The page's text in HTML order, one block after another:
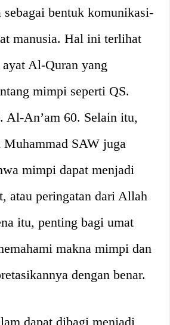
sebagai bentuk komunikasi-
manusia. Hal ini terlihat
ayat Al-Quran yang
mimpi seperti QS.
Al-An’am 60. Selain itu,
SAW juga
mimpi dapat menjadi
atau peringatan dari Allah
itu, penting bagi umat
makna mimpi dan
dengan benar.
dapat dibagi menjadi